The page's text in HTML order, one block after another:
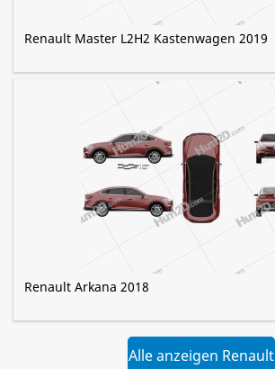
Renault Master L2H2 Kastenwagen 2019
Renault Arkana 2018
Alle anzeigen Renault